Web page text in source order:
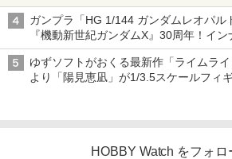
子どもが楽しめるかっぱ寿司ならでは
追求
ガンプラ「HG 1/144 ガンダムレオパル
『機動新世紀ガンダムX』30周年！イン
変形機構まで再現し最新フォーマット
ゆずソフトがおくる最新作「ライムライ
より「陽見恵凪」が1/3.5スケールフィ
HOBBY Watch をフォロ